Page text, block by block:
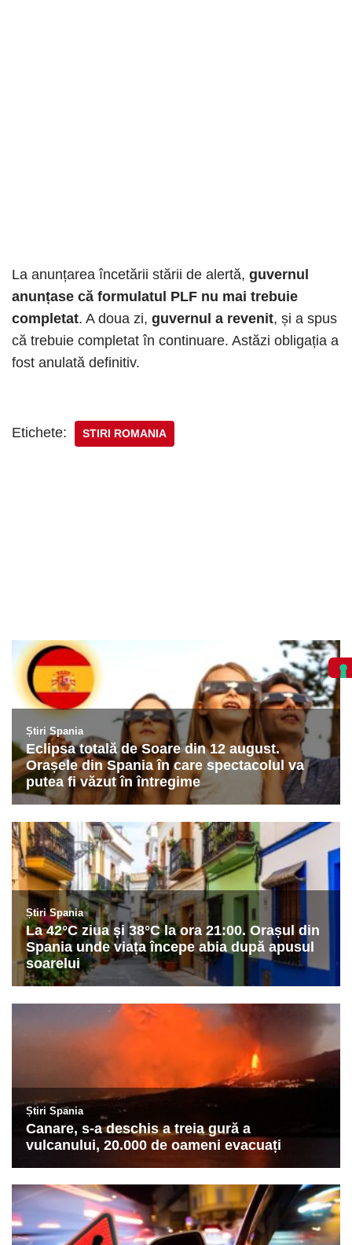
La anunțarea încetării stării de alertă, guvernul
anunțase că formulatul PLF nu mai trebuie
completat. A doua zi, guvernul a revenit, și a spus
că trebuie completat în continuare. Astăzi obligația a
fost anulată definitiv.
Etichete: STIRI ROMANIA